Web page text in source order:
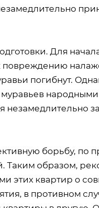
Для
повреждению
погибнут.
незамедлительно
борьбу, по
Таким образом,
этих квартир о
в противном